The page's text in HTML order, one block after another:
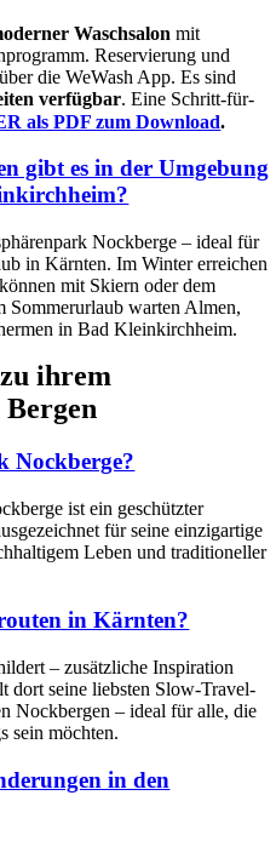
Waschsalon mit
Reservierung und
die WeWash App. Es sind
verfügbar. Eine Schritt-für-
als PDF zum Download.
gibt es in der Umgebung
Nockberge – ideal für
in Kärnten. Im Winter erreichen
mit Skiern oder dem
Sommerurlaub warten Almen,
in Bad Kleinkirchheim.
ihrem
Nockberge?
ist ein geschützter
für seine einzigartige
Leben und traditioneller
in Kärnten?
– zusätzliche Inspiration
dort seine liebsten Slow-Travel-
Nockbergen – ideal für alle, die
sein möchten.
in den